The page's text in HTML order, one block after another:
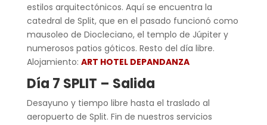
estilos arquitectónicos. Aquí se encuentra la
catedral de Split, que en el pasado funcionó como
mausoleo de Diocleciano, el templo de Júpiter y
numerosos patios góticos. Resto del día libre.
Alojamiento: ART HOTEL DEPANDANZA
Día 7 SPLIT – Salida
Desayuno y tiempo libre hasta el traslado al
aeropuerto de Split. Fin de nuestros servicios